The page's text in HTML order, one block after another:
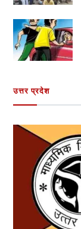
उत्तर प्रदेश